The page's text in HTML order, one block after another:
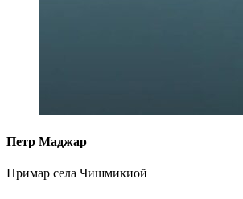
Петр Маджар
Примар села Чишмикиой